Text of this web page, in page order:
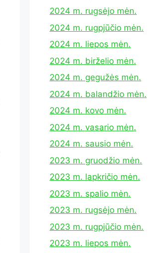
2024 m. rugsėjo mėn.
2024 m. rugpjūčio mėn.
2024 m. liepos mėn.
2024 m. birželio mėn.
2024 m. gegužės mėn.
2024 m. balandžio mėn.
2024 m. kovo mėn.
2024 m. vasario mėn.
2024 m. sausio mėn.
2023 m. gruodžio mėn.
2023 m. lapkričio mėn.
2023 m. spalio mėn.
2023 m. rugsėjo mėn.
2023 m. rugpjūčio mėn.
2023 m. liepos mėn.